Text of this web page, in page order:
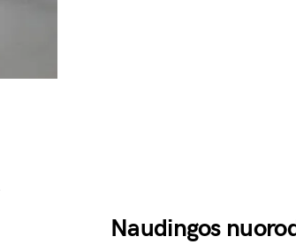
Naudingos